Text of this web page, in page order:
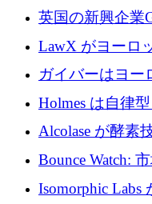
レイヤー」オペ
するシリーズ B
英国の新興企業
ドのエネルギー
ンドを調達
LawX がヨーロ
ング システム
を調達
ガイバーはヨー
貢献するために
Holmes は自律
万ユーロのプ
Alcolase が酵素
り組むために
Bounce Watch:
ためのインテリ
Isomorphic Labs